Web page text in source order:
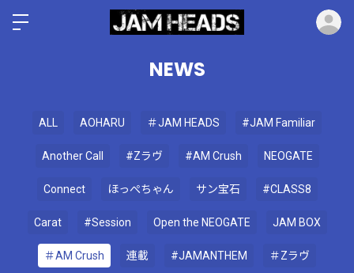
NEWS
ALL AOHARU ＃JAM HEADS #JAM Familiar
Another Call #Zラヴ #AM Crush NEOGATE
Connect ほっぺちゃん サン宝石 #CLASS8
Carat #Session Open the NEOGATE JAM BOX
＃AM Crush 連載 #JAMANTHEM ＃Zラヴ